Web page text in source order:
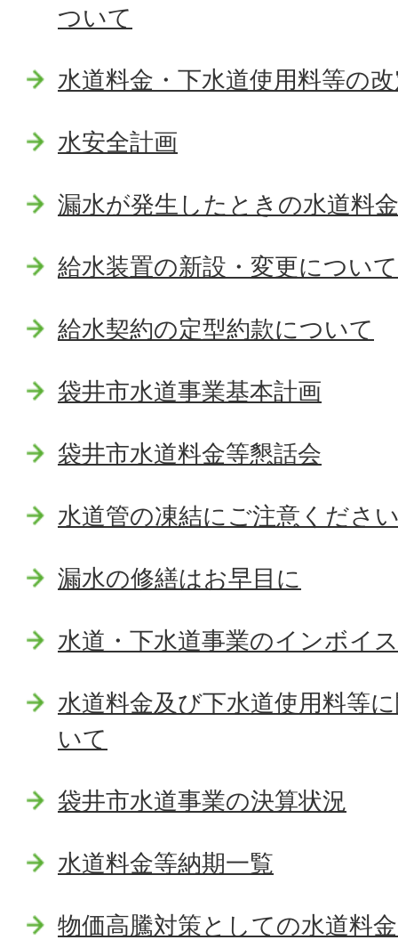
ついて
水道料金・下水道使用料等の
水安全計画
漏水が発生したときの水道料
給水装置の新設・変更について
給水契約の定型約款について
袋井市水道事業基本計画
袋井市水道料金等懇話会
水道管の凍結にご注意くださ
漏水の修繕はお早目に
水道・下水道事業のインボイ
水道料金及び下水道使用料等
いて
袋井市水道事業の決算状況
水道料金等納期一覧
物価高騰対策としての水道料